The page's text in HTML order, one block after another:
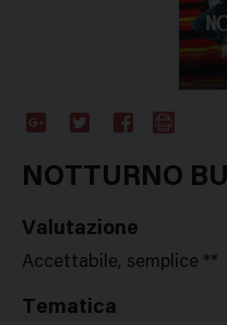
Plus
NOTTURNO
Valutazione
Accettabile, semplice **
Tematica